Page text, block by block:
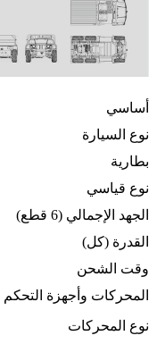
أساسي
نوع السيارة
بطارية
نوع قياسي
الجهد الإجمالي (6 قطع)
القدرة (كل)
وقت الشحن
المحركات وأجهزة التحكم
نوع المحركات